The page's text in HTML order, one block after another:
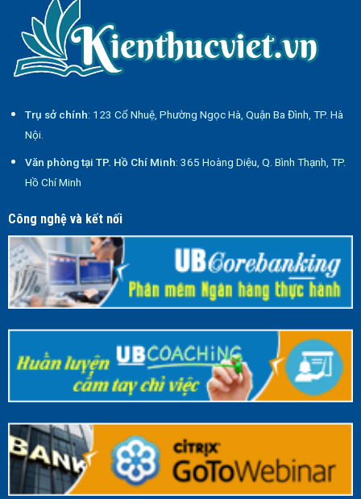
Trụ sở chính: 123 Cổ Nhuệ, Phường Ngọc Hà, Quận Ba Đình, TP. Hà
Nội.
Văn phòng tại TP. Hồ Chí Minh: 365 Hoàng Diệu, Q. Bình Thạnh, TP.
Hồ Chí Minh
Công nghệ và kết nối